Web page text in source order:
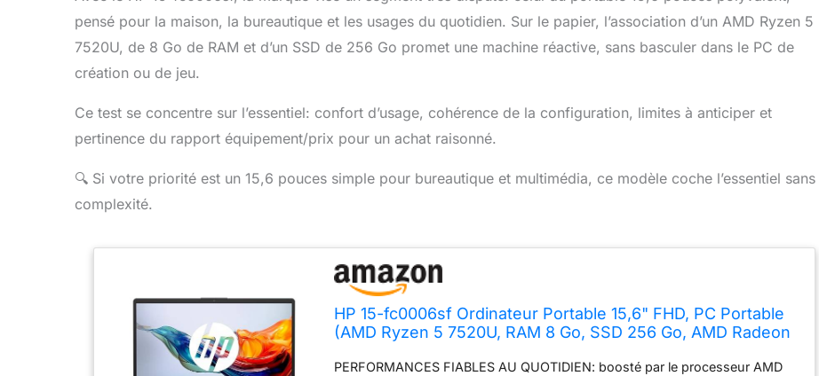
pensé pour la maison, la bureautique et les usages du quotidien. Sur le papier, l’association d’un AMD Ryzen 5
7520U, de 8 Go de RAM et d’un SSD de 256 Go promet une machine réactive, sans basculer dans le PC de
création ou de jeu.
Ce test se concentre sur l’essentiel: confort d’usage, cohérence de la configuration, limites à anticiper et
pertinence du rapport équipement/prix pour un achat raisonné.
🔍 Si votre priorité est un 15,6 pouces simple pour bureautique et multimédia, ce modèle coche l’essentiel sans
complexité.
HP 15-fc0006sf Ordinateur Portable 15,6" FHD, PC Portable
(AMD Ryzen 5 7520U, RAM 8 Go, SSD 256 Go, AMD Radeon
PERFORMANCES FIABLES AU QUOTIDIEN: boosté par le processeur AMD